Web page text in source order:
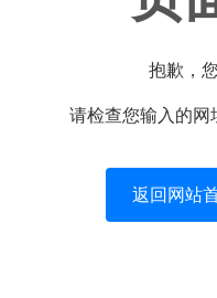
抱歉，
请检查您输入的
返回网站